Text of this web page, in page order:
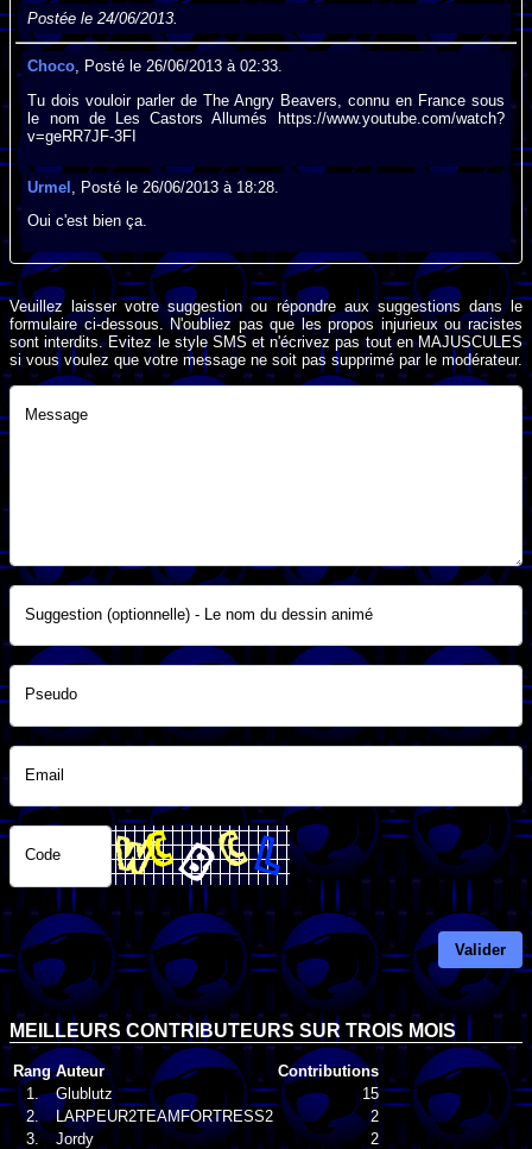
Postée le 24/06/2013.
Choco, Posté le 26/06/2013 à 02:33.
Tu dois vouloir parler de The Angry Beavers, connu en France sous
le nom de Les Castors Allumés https://www.youtube.com/watch?
v=geRR7JF-3FI
Urmel , Posté le 26/06/2013 à 18:28.
Oui c'est bien ça.
Veuillez laisser votre suggestion ou répondre aux suggestions dans le
formulaire ci-dessous. N'oubliez pas que les propos injurieux ou racistes
sont interdits. Evitez le style SMS et n'écrivez pas tout en MAJUSCULES
si vous voulez que votre message ne soit pas supprimé par le modérateur.
Message
Suggestion (optionnelle) - Le nom du dessin animé
Pseudo
Email
Code
Valider
MEILLEURS CONTRIBUTEURS SUR TROIS MOIS
Rang Auteur
Contributions
1.
Glublutz
15
2.
LARPEUR2TEAMFORTRESS2
2
3.
Jordy
2